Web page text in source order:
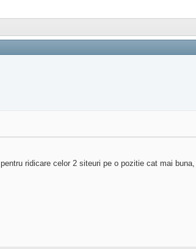
ridicare celor 2 siteuri pe o pozitie cat mai